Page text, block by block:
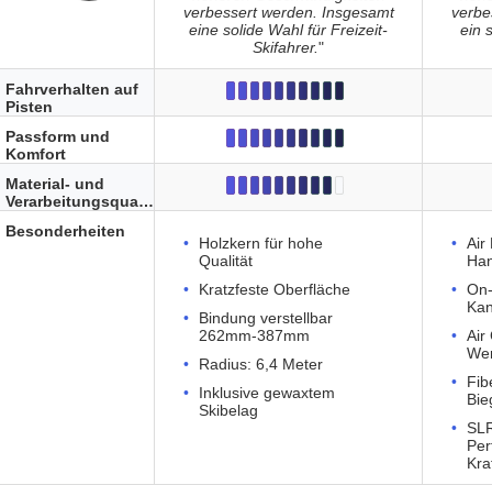
verbessert werden. Insgesamt
eine solide Wahl für Freizeit-
Skifahrer."
ein
Holzkern für hohe
Qualität
Kratzfeste Oberfläche
Bindung verstellbar
262mm-387mm
Radius: 6,4 Meter
Inklusive gewaxtem
Skibelag
Air
Air
Fahrverhalten auf
Pisten
Passform und
Komfort
Material- und
Verarbeitungsqualität
Besonderheiten